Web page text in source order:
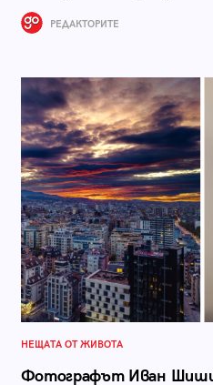
РЕДАКТОРИТЕ
НЕЩАТА ОТ ЖИВОТА
Фотографът Иван